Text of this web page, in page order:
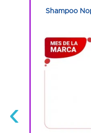
‹
Shampoo